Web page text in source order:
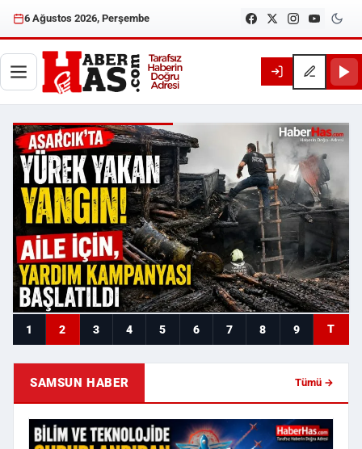
6 Ağustos 2026, Perşembe
Haberhas — Samsun Son
1 2 3 4 5 6 7 8 9 T
SAMSUN HABER Tümü →